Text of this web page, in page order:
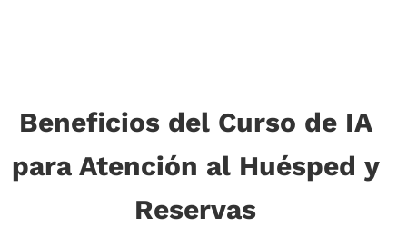
Beneficios del Curso de IA
para Atención al Huésped y
Reservas